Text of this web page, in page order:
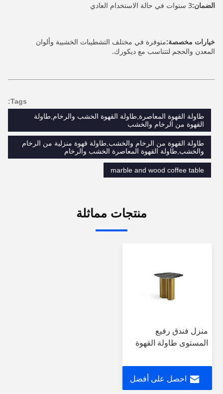
الضمان:3 سنوات في حالة الاستخدام العادي
خيارات مخصصة:متوفرة في مختلف التشطيبات الخشبية وألوان
المعدن والحجم لتتناسب مع ديكورك.
Tags:
طاولة القهوة المعاصرة,طاولة القهوة الخشب والرخام,طاولة
القهوة من الرخام والخشب
طاولة القهوة من الرخام والخشب,طاولة قهوة منزلية من الرخام
والخشب,طاولة القهوة المعاصرة الخشب والرخام
marble and wood coffee table
منتجات مماثلة
منزل فندق رفيع
المستوى طاولة القهوة
المعدن
احصل على أفضل